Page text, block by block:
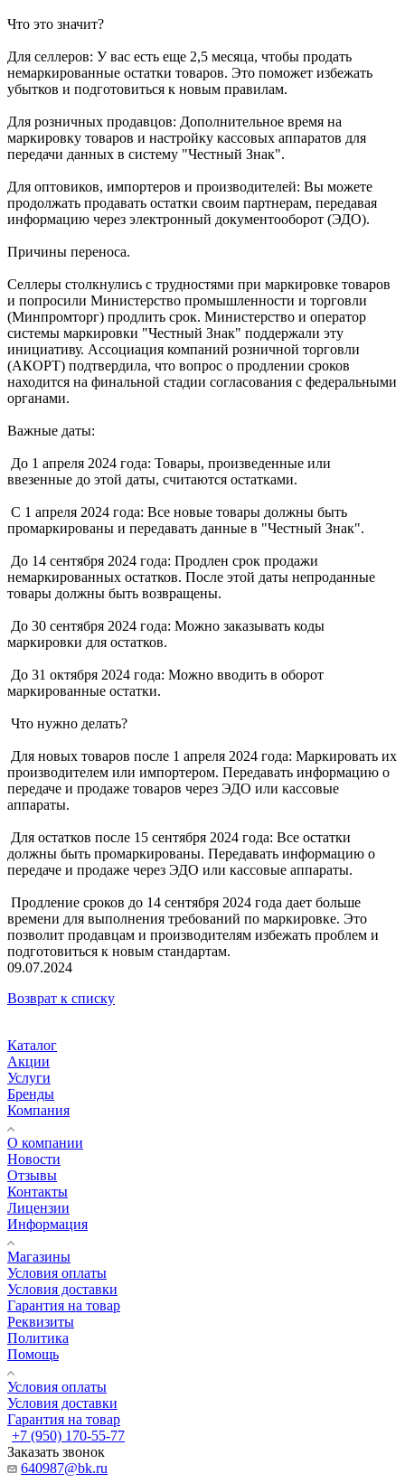
Что это значит?
Для селлеров: У вас есть еще 2,5 месяца, чтобы продать
немаркированные остатки товаров. Это поможет избежать
убытков и подготовиться к новым правилам.
Для розничных продавцов: Дополнительное время на
маркировку товаров и настройку кассовых аппаратов для
передачи данных в систему "Честный Знак".
Для оптовиков, импортеров и производителей: Вы можете
продолжать продавать остатки своим партнерам, передавая
информацию через электронный документооборот (ЭДО).
Причины переноса.
Селлеры столкнулись с трудностями при маркировке товаров
и попросили Министерство промышленности и торговли
(Минпромторг) продлить срок. Министерство и оператор
системы маркировки "Честный Знак" поддержали эту
инициативу. Ассоциация компаний розничной торговли
(АКОРТ) подтвердила, что вопрос о продлении сроков
находится на финальной стадии согласования с федеральными
органами.
Важные даты:
До 1 апреля 2024 года: Товары, произведенные или
ввезенные до этой даты, считаются остатками.
С 1 апреля 2024 года: Все новые товары должны быть
промаркированы и передавать данные в "Честный Знак".
До 14 сентября 2024 года: Продлен срок продажи
немаркированных остатков. После этой даты непроданные
товары должны быть возвращены.
До 30 сентября 2024 года: Можно заказывать коды
маркировки для остатков.
До 31 октября 2024 года: Можно вводить в оборот
маркированные остатки.
Что нужно делать?
Для новых товаров после 1 апреля 2024 года: Маркировать их
производителем или импортером. Передавать информацию о
передаче и продаже товаров через ЭДО или кассовые
аппараты.
Для остатков после 15 сентября 2024 года: Все остатки
должны быть промаркированы. Передавать информацию о
передаче и продаже через ЭДО или кассовые аппараты.
Продление сроков до 14 сентября 2024 года дает больше
времени для выполнения требований по маркировке. Это
позволит продавцам и производителям избежать проблем и
подготовиться к новым стандартам.
09.07.2024
Возврат к списку
Каталог
Акции
Услуги
Бренды
Компания
О компании
Новости
Отзывы
Контакты
Лицензии
Информация
Магазины
Условия оплаты
Условия доставки
Гарантия на товар
Реквизиты
Политика
Помощь
Условия оплаты
Условия доставки
Гарантия на товар
+7 (950) 170-55-77
Заказать звонок
640987@bk.ru